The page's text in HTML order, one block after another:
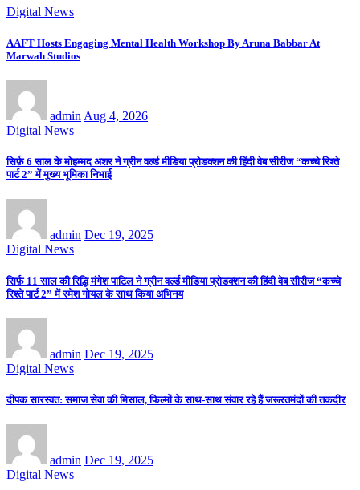
Digital News
AAFT Hosts Engaging Mental Health Workshop By Aruna Babbar At
Marwah Studios
admin Aug 4, 2026
Digital News
सिर्फ़ 6 साल के मोहम्मद अशर ने ग्रीन वर्ल्ड मीडिया प्रोडक्शन की हिंदी वेब सीरीज “कच्चे रिश्ते
पार्ट 2” में मुख्य भूमिका निभाई
admin Dec 19, 2025
Digital News
सिर्फ़ 11 साल की रिद्धि मंगेश पाटिल ने ग्रीन वर्ल्ड मीडिया प्रोडक्शन की हिंदी वेब सीरीज “कच्चे
रिश्ते पार्ट 2” में रमेश गोयल के साथ किया अभिनय
admin Dec 19, 2025
Digital News
दीपक सारस्वत: समाज सेवा की मिसाल, फिल्मों के साथ-साथ संवार रहे हैं जरूरतमंदों की तकदीर
admin Dec 19, 2025
Digital News